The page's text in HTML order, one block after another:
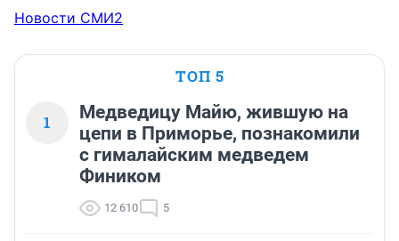
Новости СМИ2
ТОП 5
1
Медведицу Майю, жившую на
цепи в Приморье, познакомили
с гималайским медведем
Фиником
12 610 5